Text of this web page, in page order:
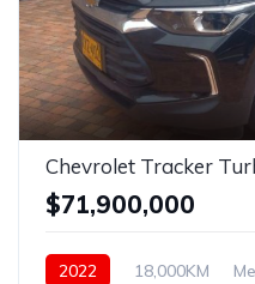
Chevrolet Tracker
$71,900,000
2022 18,000KM